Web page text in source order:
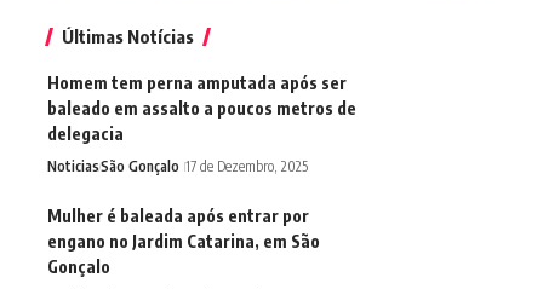
Últimas Notícias
Homem tem perna amputada após ser
baleado em assalto a poucos metros de
delegacia
NoticiasSão Gonçalo 17 de Dezembro, 2025
Mulher é baleada após entrar por
engano no Jardim Catarina, em São
Gonçalo